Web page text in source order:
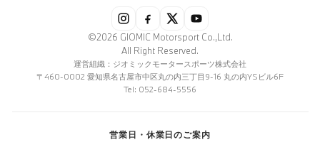
©2026 GIOMIC Motorsport Co.,Ltd.
All Right Reserved.
運営組織：ジオミックモータースポーツ株式会社
〒460-0002 愛知県名古屋市中区丸の内三丁目9-16 丸の内YSビル6F
Tel: 052-684-5556
営業日・休業日のご案内